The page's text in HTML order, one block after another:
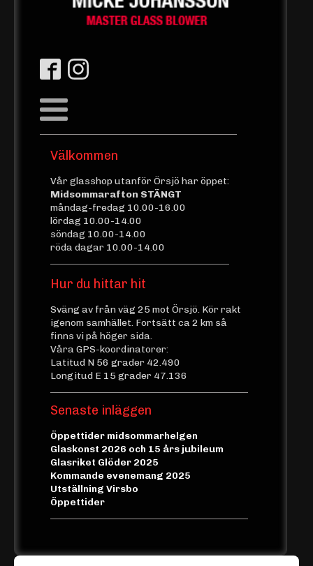
Välkommen
Vår glasshop utanför Örsjö har öppet:
Midsommarafton STÄNGT
måndag-fredag 10.00-16.00
lördag 10.00-14.00
söndag 10.00-14.00
röda dagar 10.00-14.00
Hur du hittar hit
Sväng av från väg 25 mot Örsjö. Kör rakt
igenom samhället. Fortsätt ca 2 km så
finns vi på höger sida.
Våra GPS-koordinatorer:
Latitud N 56 grader 42.490
Longitud E 15 grader 47.136
Senaste inläggen
Öppettider midsommarhelgen
Glaskonst 2026 och 15 års jubileum
Glasriket Glöder 2025
Kommande evenemang 2025
Utställning Virsbo
Öppettider